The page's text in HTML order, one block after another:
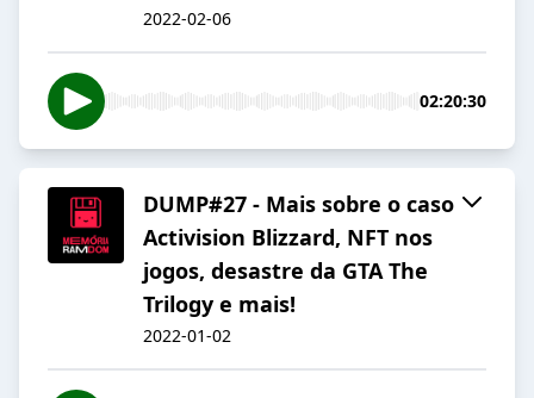
2022-02-06
02:20:30
DUMP#27 - Mais sobre o caso
Activision Blizzard, NFT nos
jogos, desastre da GTA The
Trilogy e mais!
2022-01-02